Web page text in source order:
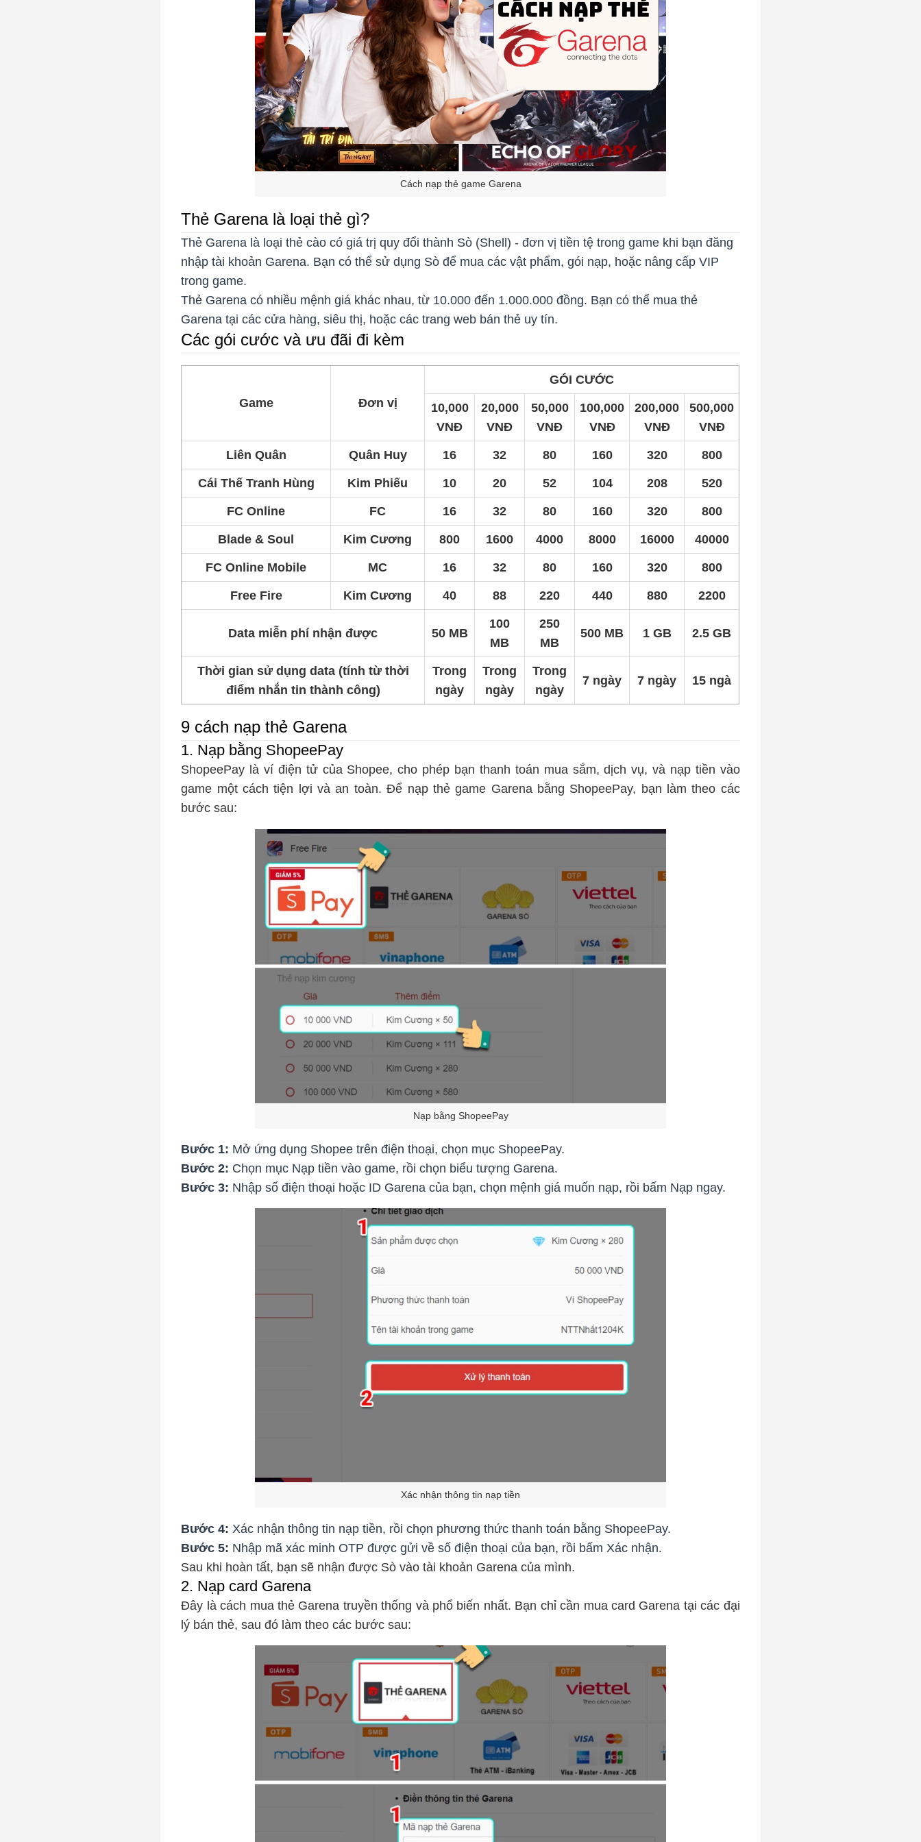
Cách nạp thẻ game Garena
Thẻ Garena là loại thẻ gì?
Thẻ Garena là loại thẻ cào có giá trị quy đổi thành Sò (Shell) - đơn vị tiền tệ trong game khi bạn đăng
nhập tài khoản Garena. Bạn có thể sử dụng Sò để mua các vật phẩm, gói nạp, hoặc nâng cấp VIP
trong game.
Thẻ Garena có nhiều mệnh giá khác nhau, từ 10.000 đến 1.000.000 đồng. Bạn có thể mua thẻ
Garena tại các cửa hàng, siêu thị, hoặc các trang web bán thẻ uy tín.
Các gói cước và ưu đãi đi kèm
Game Đơn vị
GÓI CƯỚC
10,000
VNĐ
20,000
VNĐ
50,000
VNĐ
100,000
VNĐ
200,000
VNĐ
500,000
VNĐ
Liên Quân Quân Huy 16 32 80 160 320 800
Cái Thế Tranh Hùng Kim Phiếu 10 20 52 104 208 520
FC Online FC 16 32 80 160 320 800
Blade & Soul Kim Cương 800 1600 4000 8000 16000 40000
FC Online Mobile MC 16 32 80 160 320 800
Free Fire Kim Cương 40 88 220 440 880 2200
Data miễn phí nhận được 50 MB
100
MB
250
MB
500 MB 1 GB 2.5 GB
Thời gian sử dụng data (tính từ thời
điểm nhắn tin thành công)
Trong
ngày
Trong
ngày
Trong
ngày
7 ngày 7 ngày 15 ngà
9 cách nạp thẻ Garena
1. Nạp bằng ShopeePay
ShopeePay là ví điện tử của Shopee, cho phép bạn thanh toán mua sắm, dịch vụ, và nạp tiền vào
game một cách tiện lợi và an toàn. Để nạp thẻ game Garena bằng ShopeePay, bạn làm theo các
bước sau:
Nạp bằng ShopeePay
Bước 1: Mở ứng dụng Shopee trên điện thoại, chọn mục ShopeePay.
Bước 2: Chọn mục Nạp tiền vào game, rồi chọn biểu tượng Garena.
Bước 3: Nhập số điện thoại hoặc ID Garena của bạn, chọn mệnh giá muốn nạp, rồi bấm Nạp ngay.
Xác nhận thông tin nạp tiền
Bước 4: Xác nhận thông tin nạp tiền, rồi chọn phương thức thanh toán bằng ShopeePay.
Bước 5: Nhập mã xác minh OTP được gửi về số điện thoại của bạn, rồi bấm Xác nhận.
Sau khi hoàn tất, bạn sẽ nhận được Sò vào tài khoản Garena của mình.
2. Nạp card Garena
Đây là cách mua thẻ Garena truyền thống và phổ biến nhất. Bạn chỉ cần mua card Garena tại các đại
lý bán thẻ, sau đó làm theo các bước sau: